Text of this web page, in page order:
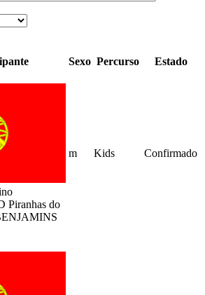
Sexo Percurso Estado
Piranhas do
m Kids Confirmado